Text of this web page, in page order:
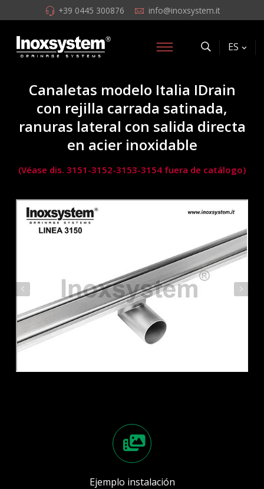
+39 0445 300876 info@inoxsystem.it
ES
Canaletas modelo Italia IDrain
con rejilla carrada satinada,
ranuras lateral con salida directa
en acier inoxidable
(Véase dis. 3151-3152-3153-3154 fuera de catálogo)
Ejemplo instalación